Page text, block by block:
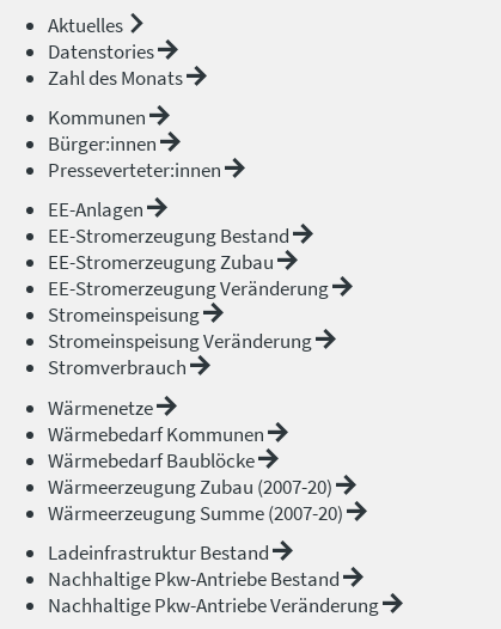
Aktuelles
Datenstories
Zahl des Monats
Kommunen
Bürger:innen
Presseverteter:innen
EE-Anlagen
EE-Stromerzeugung Bestand
EE-Stromerzeugung Zubau
EE-Stromerzeugung Veränderung
Stromeinspeisung
Stromeinspeisung Veränderung
Stromverbrauch
Wärmenetze
Wärmebedarf Kommunen
Wärmebedarf Baublöcke
Wärmeerzeugung Zubau (2007-20)
Wärmeerzeugung Summe (2007-20)
Ladeinfrastruktur Bestand
Nachhaltige Pkw-Antriebe Bestand
Nachhaltige Pkw-Antriebe Veränderung